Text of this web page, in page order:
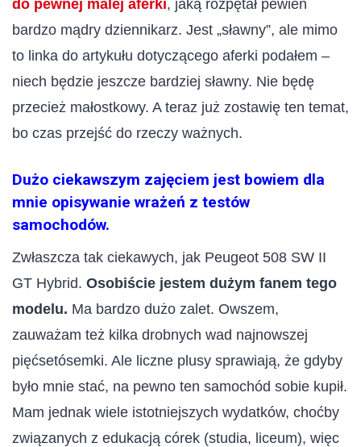
do pewnej malej aferki, jaką rozpętał pewien
bardzo mądry dziennikarz. Jest „sławny”, ale mimo
to linka do artykułu dotyczącego aferki podałem –
niech będzie jeszcze bardziej sławny. Nie będę
przecież małostkowy. A teraz już zostawię ten temat,
bo czas przejść do rzeczy ważnych.
Dużo ciekawszym zajęciem jest bowiem dla
mnie opisywanie wrażeń z testów
samochodów.
Zwłaszcza tak ciekawych, jak Peugeot 508 SW II
GT Hybrid. Osobiście jestem dużym fanem tego
modelu. Ma bardzo dużo zalet. Owszem,
zauważam też kilka drobnych wad najnowszej
pięćsetósemki. Ale liczne plusy sprawiają, że gdyby
było mnie stać, na pewno ten samochód sobie kupił.
Mam jednak wiele istotniejszych wydatków, choćby
związanych z edukacją córek (studia, liceum), więc